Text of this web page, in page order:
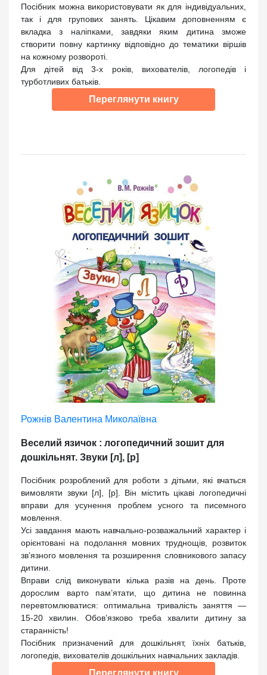
Посібник можна використовувати як для індивідуальних,
так і для групових занять. Цікавим доповненням є
вкладка з наліпками, завдяки яким дитина зможе
створити повну картинку відповідно до тематики віршів
на кожному розвороті.
Для дітей від 3-х років, вихователів, логопедів і
турботливих батьків.
Переглянути книгу
Рожнів Валентина Миколаївна
Веселий язичок : логопедичний зошит для
дошкільнят. Звуки [л], [р]
Посібник розроблений для роботи з дітьми, які вчаться
вимовляти звуки [л], [р]. Він містить цікаві логопедичні
вправи для усунення проблем усного та писемного
мовлення.
Усі завдання мають навчально-розважальний характер і
орієнтовані на подолання мовних труднощів, розвиток
зв’язного мовлення та розширення словникового запасу
дитини.
Вправи слід виконувати кілька разів на день. Проте
дорослим варто пам’ятати, що дитина не повинна
перевтомлюватися: оптимальна тривалість заняття —
15-20 хвилин. Обов’язково треба хвалити дитину за
старанність!
Посібник призначений для дошкільнят, їхніх батьків,
логопедів, вихователів дошкільних навчальних закладів.